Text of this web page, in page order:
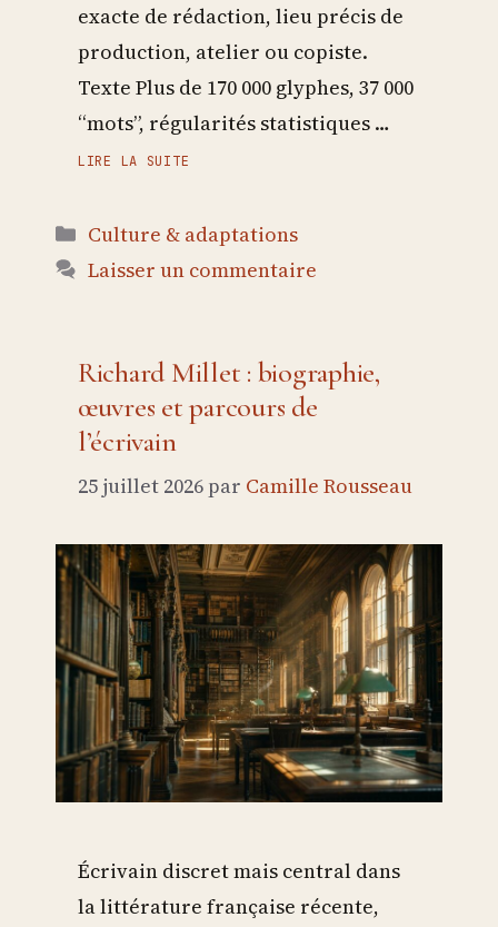
exacte de rédaction, lieu précis de
production, atelier ou copiste.
Texte Plus de 170 000 glyphes, 37 000
“mots”, régularités statistiques …
LIRE LA SUITE
Catégories
Culture & adaptations
Laisser un commentaire
Richard Millet : biographie,
œuvres et parcours de
l’écrivain
25 juillet 2026 par Camille Rousseau
Écrivain discret mais central dans
la littérature française récente,